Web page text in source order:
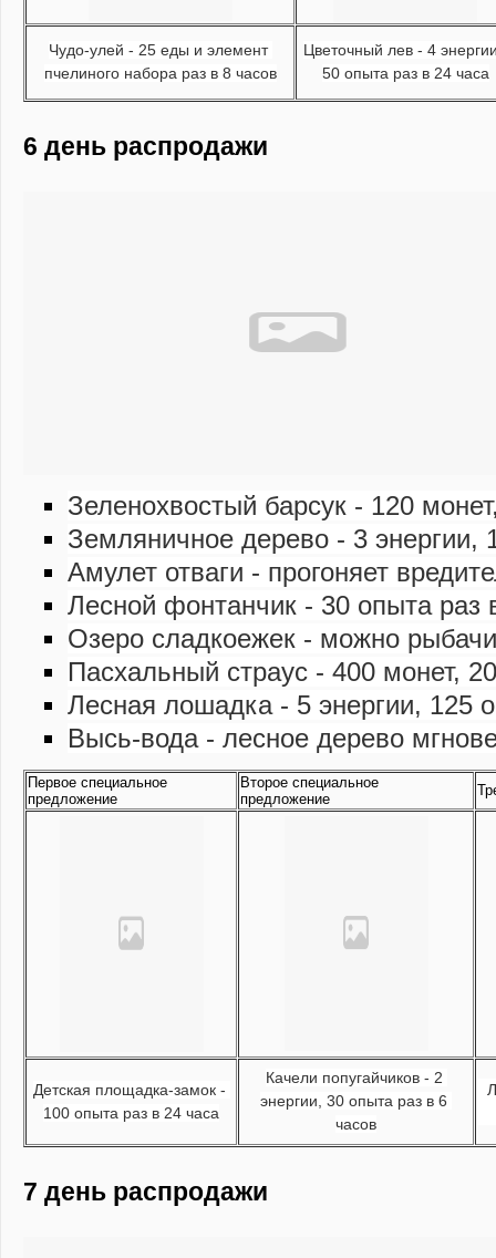
Чудо-улей - 25 еды и элемент
пчелиного набора раз в 8 часов
Цветочный лев - 4
50 опыта раз в 24 часа
6 день распродажи
Зеленохвостый барсук - 120
Земляничное дерево - 3 энергии,
Амулет отваги - прогоняет
Лесной фонтанчик - 30 опыта раз
Озеро сладкоежек - можно
Пасхальный страус - 400 монет,
Лесная лошадка - 5 энергии, 125
Высь-вода - лесное дерево
Первое специальное
предложение
Второе специальное
предложение
Детская площадка-замок -
100 опыта раз в 24 часа
Качели попугайчиков - 2
энергии, 30 опыта раз в 6
часов
7 день распродажи